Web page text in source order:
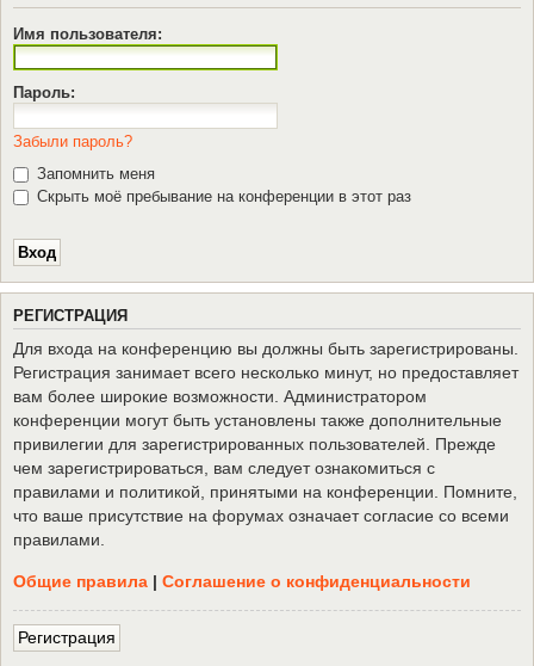
Имя пользователя:
Пароль:
Забыли пароль?
Запомнить меня
Скрыть моё пребывание на конференции в этот раз
РЕГИСТРАЦИЯ
Для входа на конференцию вы должны быть зарегистрированы.
Регистрация занимает всего несколько минут, но предоставляет
вам более широкие возможности. Администратором
конференции могут быть установлены также дополнительные
привилегии для зарегистрированных пользователей. Прежде
чем зарегистрироваться, вам следует ознакомиться с
правилами и политикой, принятыми на конференции. Помните,
что ваше присутствие на форумах означает согласие со всеми
правилами.
Общие правила | Соглашение о конфиденциальности
Регистрация